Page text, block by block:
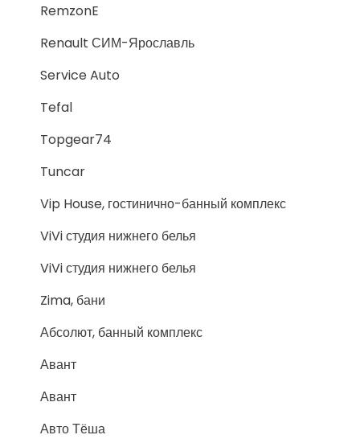
RemzonE
Renault СИМ-Ярославль
Service Auto
Tefal
Topgear74
Tuncar
Vip House, гостинично-банный комплекс
ViVi студия нижнего белья
ViVi студия нижнего белья
Zima, бани
Абсолют, банный комплекс
Авант
Авант
Авто Тёша